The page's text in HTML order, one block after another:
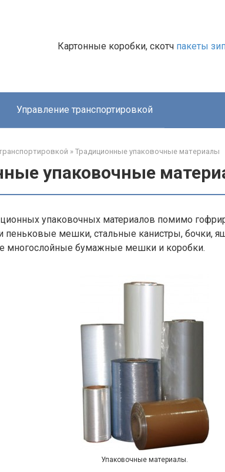
Картонные коробки, скотч пакеты
Управление транспортировкой
» Традиционные упаковочные материалы
упаковочные
упаковочных материалов помимо
мешки, стальные канистры, бочки,
многослойные бумажные мешки и коробки.
Упаковочные материалы.